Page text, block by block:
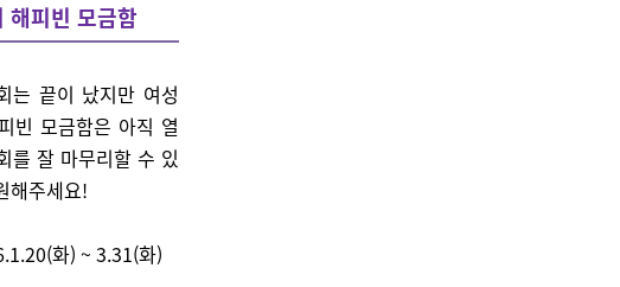
피빈 모금함
는 끝이 났지만 여성
빈 모금함은 아직 열
를 잘 마무리할 수 있
해주세요!
화) ~ 3.31(화)